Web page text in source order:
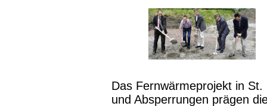
Das Fernwärmeprojekt in
und Absperrungen prägen